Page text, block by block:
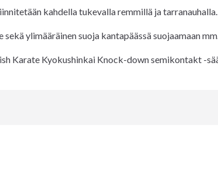
kahdella tukevalla remmillä ja tarranauhalla.
sekä ylimääräinen suoja kantapäässä suojaamaan
Karate Kyokushinkai Knock-down semikontakt -